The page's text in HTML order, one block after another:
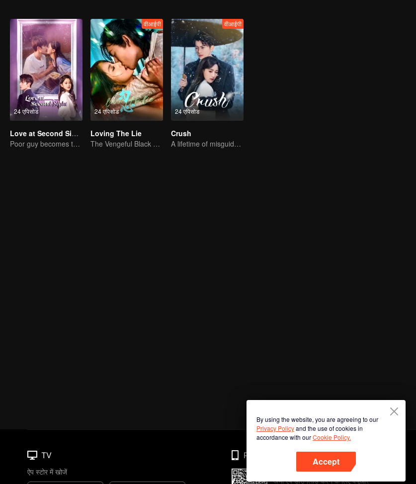
24 एपिसोड
Love at Second Sight
Poor guy becomes the domineering CEO and pursues his first love
24 एपिसोड
वीआईपी
Loving The Lie
The Vengeful Black Lotus Falls for the Rogue Young Master
24 एपिसोड
वीआईपी
Crush
A lifetime of misguided love entangled by fate
By using the website, you are agreeing to our
Privacy Policyand the use of cookies in
accordance with ourCookie Policy.
Accept
TV
ऐप स्टोर में खोजें
Phone
अभी ऐप डाउनलोड करने के लिए क्यूआर